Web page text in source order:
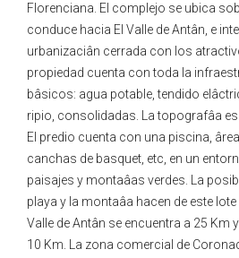
Florenciana. El complejo se ubica
conduce hacia El Valle de Antân, e
urbanizaciân cerrada con los
propiedad cuenta con toda la
bâsicos: agua potable, tendido
ripio, consolidadas. La topografâa
El predio cuenta con una piscina,
canchas de basquet, etc, en un
paisajes y montaâas verdes. La
playa y la montaâa hacen de este
Valle de Antân se encuentra a 25 Km y
10 Km. La zona comercial de